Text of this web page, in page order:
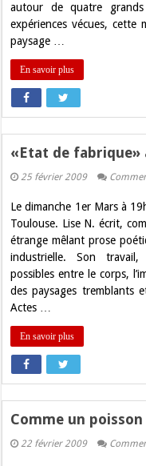
autour de quatre
expériences vécues, cette
paysage …
En savoir plus
«Etat de fabrique»
25 février 2009
Le dimanche 1er Mars à
Toulouse. Lise N. écrit,
étrange mêlant prose
industrielle. Son
possibles entre le corps,
des paysages tremblants
Actes …
En savoir plus
Comme un poisson
22 février 2009